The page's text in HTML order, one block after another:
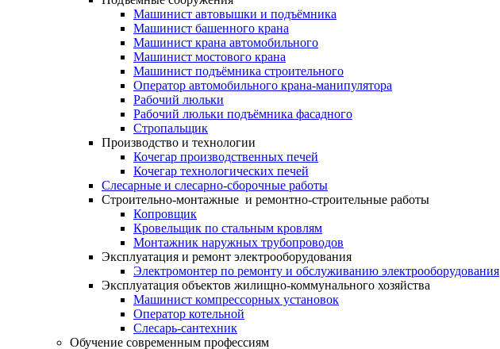
Машинист автовышки и подъёмника
Машинист башенного крана
Машинист крана автомобильного
Машинист мостового крана
Машинист подъёмника строительного
Оператор автомобильного крана-манипулятора
Рабочий люльки
Рабочий люльки подъёмника фасадного
Стропальщик
Производство и технологии
Кочегар производственных печей
Кочегар технологических печей
Слесарные и слесарно-сборочные работы
Строительно-монтажные и ремонтно-строительные работы
Копровщик
Кровельщик по стальным кровлям
Монтажник наружных трубопроводов
Эксплуатация и ремонт электрооборудования
Электромонтер по ремонту и обслуживанию электрооборудования
Эксплуатация объектов жилищно-коммунального хозяйства
Машинист компрессорных установок
Оператор котельной
Слесарь-сантехник
Обучение современным профессиям